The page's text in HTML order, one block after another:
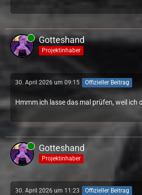
Gotteshand
Projektinhaber
30. April 2026 um 09:15 Offizieller Beitrag
Hmmm ich lasse das mal prüfen, weil ich
Gotteshand
Projektinhaber
30. April 2026 um 11:23 Offizieller Beitrag